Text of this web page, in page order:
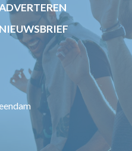
NIEUWSBRIEF